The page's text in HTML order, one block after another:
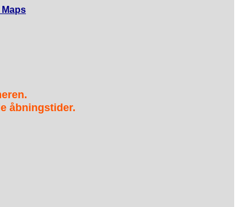
åbningstider.